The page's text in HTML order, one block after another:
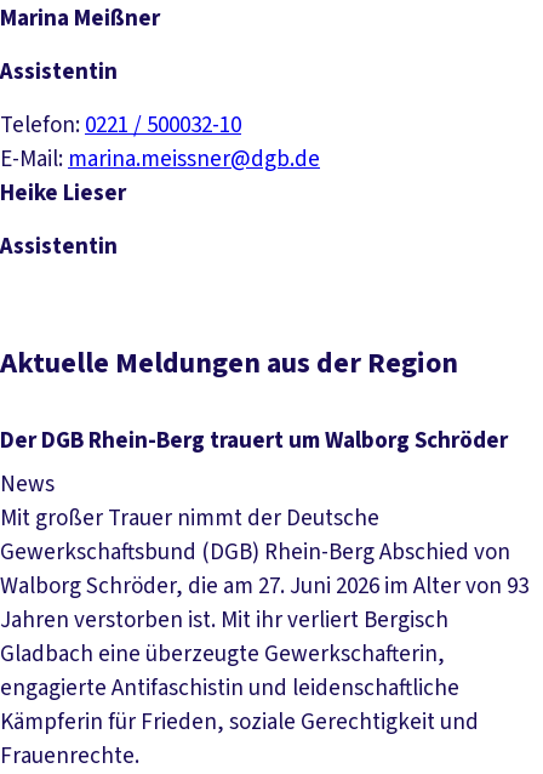
Marina Meißner
Assistentin
Telefon:0221 / 500032-10
E-Mail:marina.meissner@dgb.de
Heike Lieser
Assistentin
Aktuelle Meldungen aus der Region
Der DGB Rhein-Berg trauert um Walborg Schröder
News
Mit großer Trauer nimmt der Deutsche
Gewerkschaftsbund (DGB) Rhein-Berg Abschied von
Walborg Schröder, die am 27. Juni 2026 im Alter von 93
Jahren verstorben ist. Mit ihr verliert Bergisch
Gladbach eine überzeugte Gewerkschafterin,
engagierte Antifaschistin und leidenschaftliche
Kämpferin für Frieden, soziale Gerechtigkeit und
Frauenrechte.